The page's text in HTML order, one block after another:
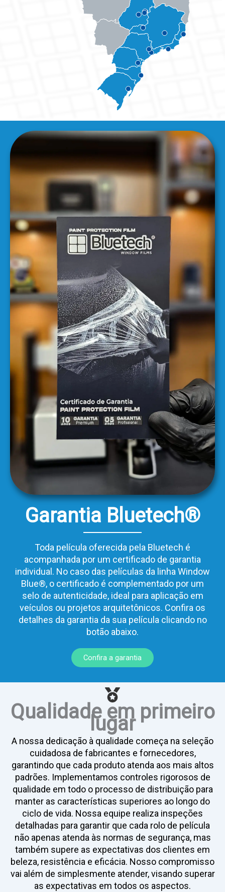
Garantia Bluetech®
Toda película oferecida pela Bluetech é
acompanhada por um certificado de garantia
individual. No caso das películas da linha Window
Blue®, o certificado é complementado por um
selo de autenticidade, ideal para aplicação em
veículos ou projetos arquitetônicos. Confira os
detalhes da garantia da sua película clicando no
botão abaixo.
Confira a garantia
Qualidade em primeiro
lugar
A nossa dedicação à qualidade começa na seleção
cuidadosa de fabricantes e fornecedores,
garantindo que cada produto atenda aos mais altos
padrões. Implementamos controles rigorosos de
qualidade em todo o processo de distribuição para
manter as características superiores ao longo do
ciclo de vida. Nossa equipe realiza inspeções
detalhadas para garantir que cada rolo de película
não apenas atenda às normas de segurança, mas
também supere as expectativas dos clientes em
beleza, resistência e eficácia. Nosso compromisso
vai além de simplesmente atender, visando superar
as expectativas em todos os aspectos.